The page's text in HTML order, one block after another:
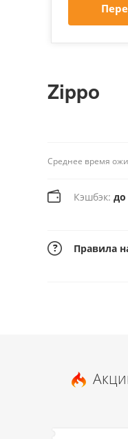
Zippo
Среднее время
Кэшбэк: до
Правила